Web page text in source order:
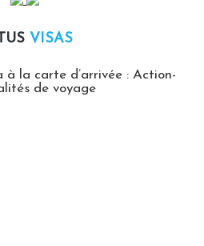
VISAS
à la carte d’arrivée : Action-
de voyage